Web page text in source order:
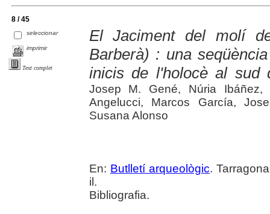
8 / 45
seleccionar
imprimir
Text complet
El Jaciment del molí
Barberà) : una
inicis de l'holocè al sud
Josep M. Gené, Núria Ibáñez,
Angelucci, Marcos García,
Susana Alonso
En: Butlletí arqueològic.
il.
Bibliografia.